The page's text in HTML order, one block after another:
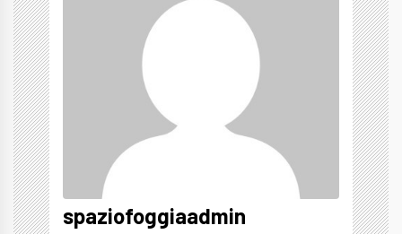
spaziofoggiaadmin